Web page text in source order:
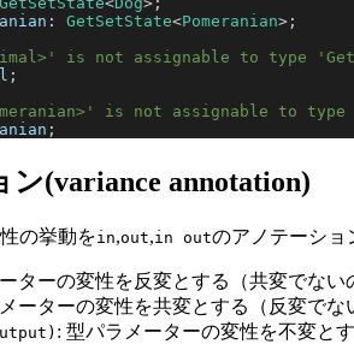
: GetSetState<Pomeranian>;
is not assignable to type
;
is not assignable to type
;
(variance annotation)
の挙動をin,out,in outのアノテーショ
ターの変性を反変とする（共変でない
ーターの変性を共変とする（反変でな
: 型パラメーターの変性を不変と